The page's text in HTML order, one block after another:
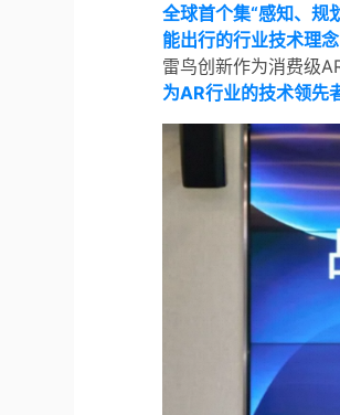
全球首个集“感知、规
能出行的行业技术理
雷鸟创新作为消费级
为AR行业的技术领先